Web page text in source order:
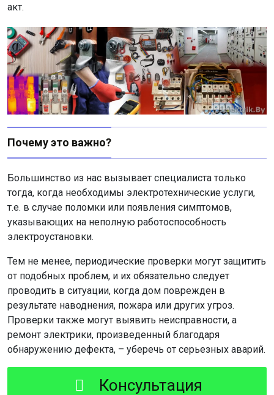
акт.
Почему это важно?
Большинство из нас вызывает специалиста только
тогда, когда необходимы электротехнические услуги,
т.е. в случае поломки или появления симптомов,
указывающих на неполную работоспособность
электроустановки.
Тем не менее, периодические проверки могут защитить
от подобных проблем, и их обязательно следует
проводить в ситуации, когда дом поврежден в
результате наводнения, пожара или других угроз.
Проверки также могут выявить неисправности, а
ремонт электрики, произведенный благодаря
обнаружению дефекта, – уберечь от серьезных аварий.
Консультация